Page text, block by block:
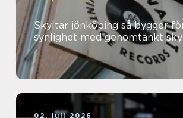
Skyltar jönköping så bygger företag
synlighet med genomtänkt
02. juli 2026